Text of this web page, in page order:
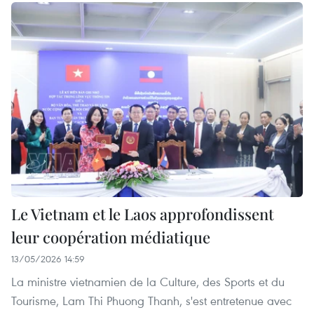
Le Vietnam et le Laos approfondissent
leur coopération médiatique
13/05/2026 14:59
La ministre vietnamien de la Culture, des Sports et du
Tourisme, Lam Thi Phuong Thanh, s'est entretenue avec